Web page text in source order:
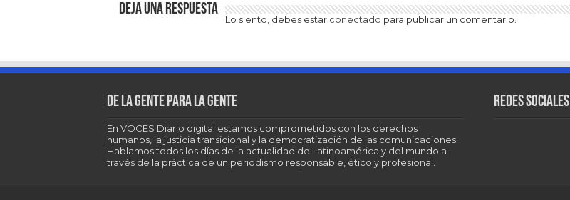
Deja una respuesta
Lo siento, debes estar conectado para publicar un comentario.
De la gente para la gente
En VOCES Diario digital estamos comprometidos con los derechos
humanos, la justicia transicional y la democratización de las comunicaciones.
Hablamos todos los días de la actualidad de Latinoamérica y del mundo a
través de la práctica de un periodismo responsable, ético y profesional.
Redes sociales